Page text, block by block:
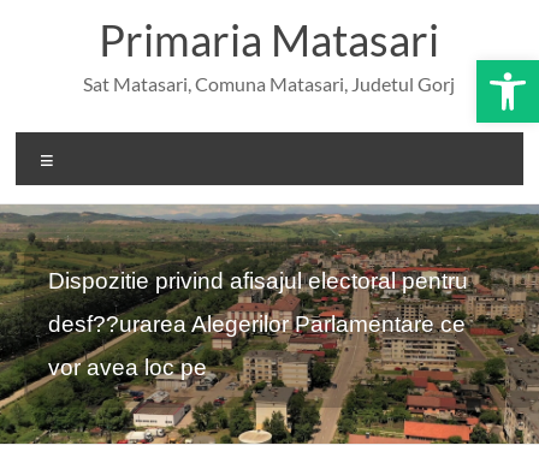
Primaria Matasari
Sat Matasari, Comuna Matasari, Judetul Gorj
Dispozitie privind afisajul electoral pentru
desf??urarea Alegerilor Parlamentare ce
vor avea loc pe